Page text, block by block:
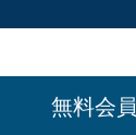
無料会員